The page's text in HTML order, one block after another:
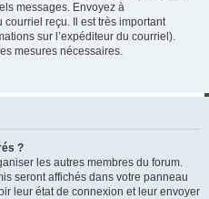
messages. Envoyez à
courriel reçu. Il est très important
sur l’expéditeur du courriel).
mesures nécessaires.
?
les autres membres du forum.
seront affichés dans votre panneau
leur état de connexion et leur envoyer